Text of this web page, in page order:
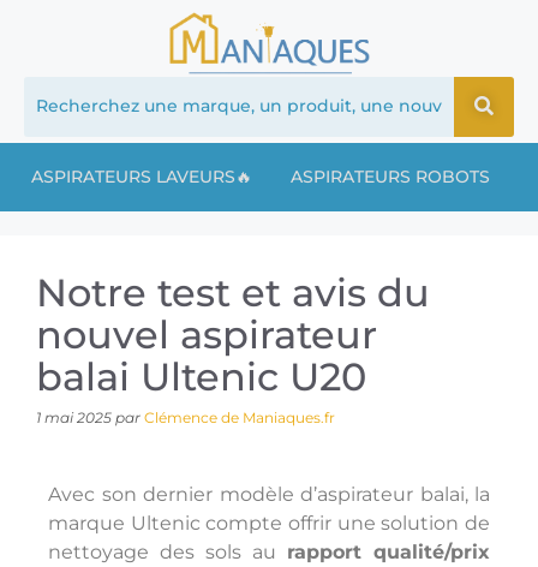
ASPIRATEURS LAVEURS🔥 ASPIRATEURS ROBOTS
Notre test et avis du
nouvel aspirateur
balai Ultenic U20
1 mai 2025 par Clémence de Maniaques.fr
Avec son dernier modèle d’aspirateur balai, la
marque Ultenic compte offrir une solution de
nettoyage des sols au rapport qualité/prix